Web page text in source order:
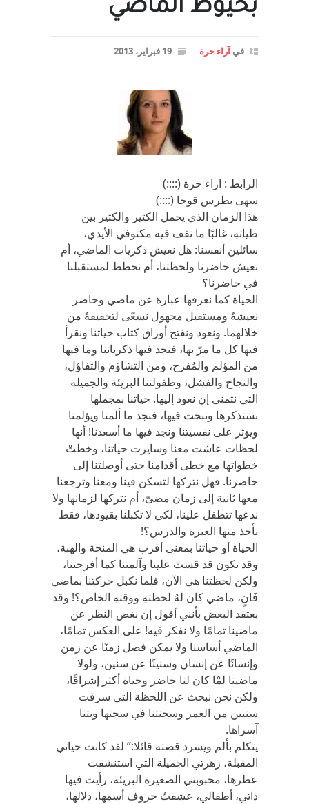
بخيوط الماضي
فيآراء حرة 19 فبراير، 2013
الرابط : اراء حرة (::::)
سهى بطرس قوجا (::::)
هذا الزمان الذي يحمل الكثير والكثير بين
طياتهِ، غالبًا ما نقف فيه مكتوفي الأيدي،
سائلين أنفسنا: هل نعيش ذكريات الماضي، أم
نعيش حاضرنا ولحظتنا، أم نخطط لمستقبلنا
في حاضرنا؟
الحياة كما نعرفها عبارة عن ماضي وحاضر
نعيشهُ ومستقبل مجهول نسعّى لتحقيقهُ من
خلالهما. ونعود ونفتح أوراق كتاب حياتنا ونقرأ
فيها كل ما مرّ بها، فنجد فيها ذكرياتنا وما فيها
من المؤلم والمُفرح، ومن التشاؤم والتفاؤل،
والنجاح والفشل، وطفولتنا البريئة والجميلة
التي نتمنى إن نعود إليها. حياتنا بمجملها
نستذكرها ونبحث فيها، فنجد ما ألمنا ويؤلمنا
ويؤثر على نفسيتنا ونجد فيها ما أسعدنا! أنها
لحظات عاشت معنا وسايرت حياتنا، وخطتْ
خطواتها مع خطى أقدامنا حتى أوصلتنا إلى
حاضرنا. فهل نتركها لتسكن فينا ومعنا وترجعنا
معها ثانية إلى زمان مضىّ، أم نتركها لزمانها ولا
ندعها تتطفل علينا، لكي لا تكبلنا بقيودها، فقط
نأخذ منها العبرة والدرس؟!
الحياة أو حياتنا بمعنى أقرب هي المنحة والهبة،
وقد تكون قد قستْ علينا وآلمتنا كما أفرحتنا،
ولكن لحظتنا هي الآن، فلما نكبل حركتنا بماضي
فَانٍ، ماضي كان لهُ لحظتهِ ووقتهِ الخاص؟! وقد
يعتقد البعض بأنني أقول إن نغض النظر عن
ماضينا تمامًا ولا نفكر فيه! على العكس تمامًا،
الماضي أساسنا ولا يمكن فصل زمنًا عن زمن
وإنسانًا عن إنسان وسنينًا عن سنين، ولولا
ماضينا لمْا كان لنا حاضر وحياة أكثر إشراقًا،
ولكن نحن نبحث عن اللحظة التي سرقت
سنيين من العمر وسجنتنا في سجنها وبتنا
آسراها.
يتكلم بألم ويسرد قصته قائلا:” لقد كانت حياتي
المقبلة، زهرتي الجميلة التي استنشقت
عطرها، محبوبتي الصغيرة البريئة، رأيت فيها
ذاتي، أطفالي، عشقتُ حروف أسمها، دلالها،